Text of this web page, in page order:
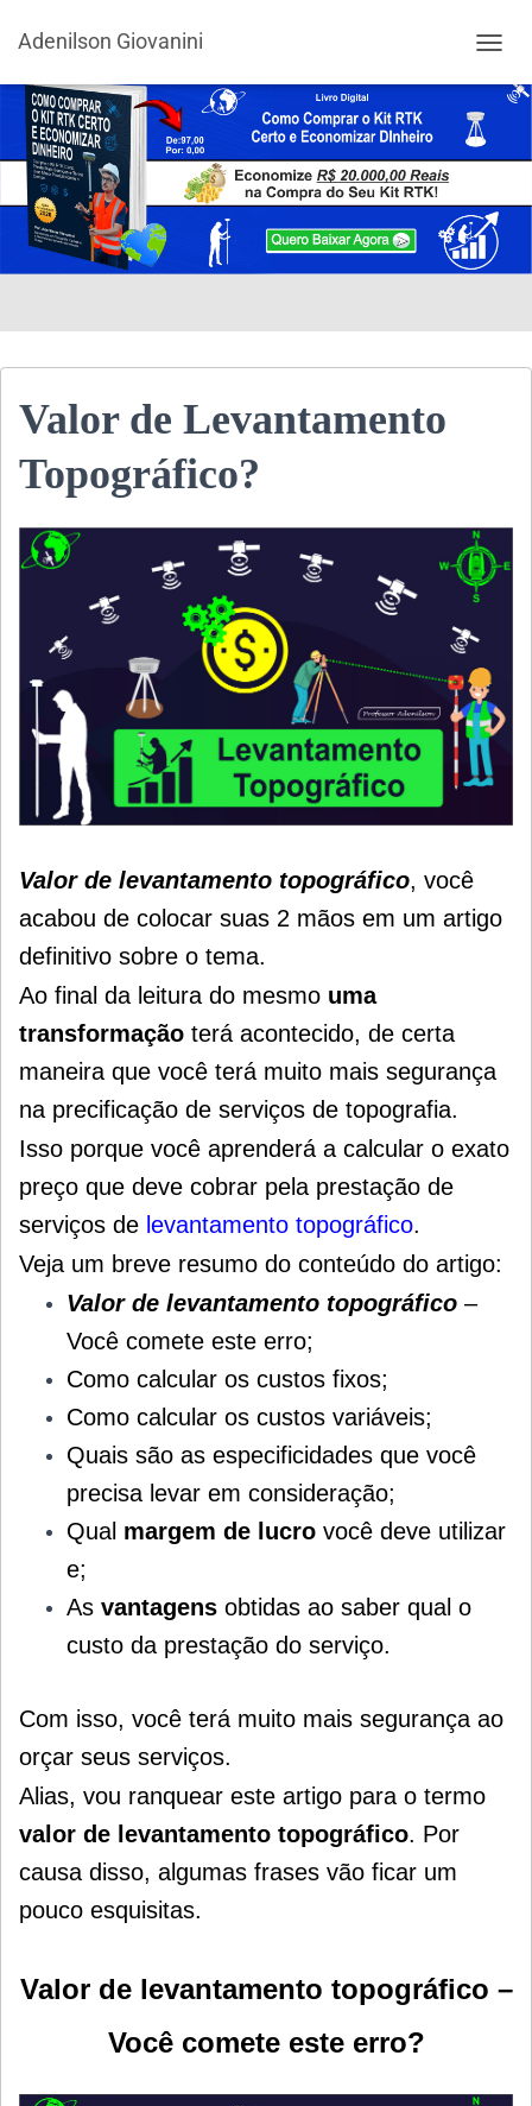
Adenilson Giovanini
Valor de Levantamento
Topográfico?
Valor de levantamento topográfico, você
acabou de colocar suas 2 mãos em um artigo
definitivo sobre o tema.
Ao final da leitura do mesmo uma
transformação terá acontecido, de certa
maneira que você terá muito mais segurança
na precificação de serviços de topografia.
Isso porque você aprenderá a calcular o exato
preço que deve cobrar pela prestação de
serviços de levantamento topográfico.
Veja um breve resumo do conteúdo do artigo:
Valor de levantamento topográfico –
Você comete este erro;
Como calcular os custos fixos;
Como calcular os custos variáveis;
Quais são as especificidades que você
precisa levar em consideração;
Qual margem de lucro você deve utilizar
e;
As vantagens obtidas ao saber qual o
custo da prestação do serviço.
Com isso, você terá muito mais segurança ao
orçar seus serviços.
Alias, vou ranquear este artigo para o termo
valor de levantamento topográfico. Por
causa disso, algumas frases vão ficar um
pouco esquisitas.
Valor de levantamento topográfico –
Você comete este erro?